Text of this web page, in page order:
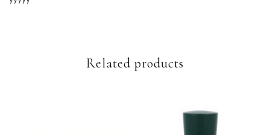
Related products